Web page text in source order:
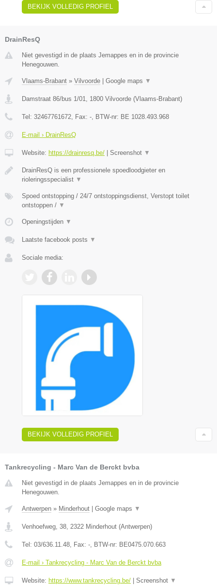
BEKIJK VOLLEDIG PROFIEL
DrainResQ
Niet gevestigd in de plaats Jemappes en in de provincie
Henegouwen.
Vlaams-Brabant » Vilvoorde | Google maps ▼
Damstraat 86/bus 1/01 1800 Vilvoorde (Vlaams-Brabant)
Tel: 32467761672 , Fax: - , BTW-nr: BE 1028.493.968
E-mail › DrainResQ
Website: https://drainresq.be/ | Screenshot ▼
DrainResQ is een professionele spoedloodgieter en
rioleringsspecialist ▼
Spoed ontstopping / 24/7 ontstoppingsdienst, Verstopt toilet
ontstoppen / ▼
Openingstijden ▼
Laatste facebook posts ▼
Sociale media:
BEKIJK VOLLEDIG PROFIEL
Tankrecycling - Marc Van de Berckt bvba
Niet gevestigd in de plaats Jemappes en in de provincie
Henegouwen.
Antwerpen » Minderhout | Google maps ▼
Venhoefweg, 38 2322 Minderhout (Antwerpen)
Tel: 03/636.11.48 , Fax: - , BTW-nr: BE0475.070.663
E-mail › Tankrecycling - Marc Van de Berckt bvba
Website: https://www.tankrecycling.be/ | Screenshot ▼